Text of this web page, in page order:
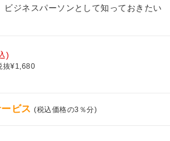
ジネスパーソンとして知っておきたい
)
抜¥1,680
ービス(税込価格の3％分)